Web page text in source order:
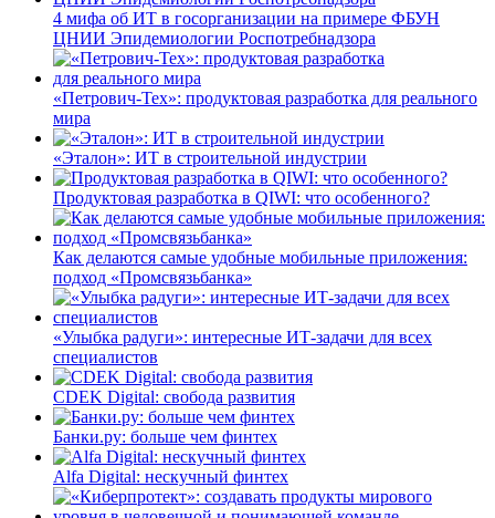
4 мифа об ИТ в госорганизации на примере ФБУН
ЦНИИ Эпидемиологии Роспотребнадзора
«Петрович-Тех»: продуктовая разработка для реального
мира
«Эталон»: ИТ в строительной индустрии
Продуктовая разработка в QIWI: что особенного?
Как делаются самые удобные мобильные приложения:
подход «Промсвязьбанка»
«Улыбка радуги»: интересные ИТ-задачи для всех
специалистов
CDEK Digital: свобода развития
Банки.ру: больше чем финтех
Alfa Digital: нескучный финтех